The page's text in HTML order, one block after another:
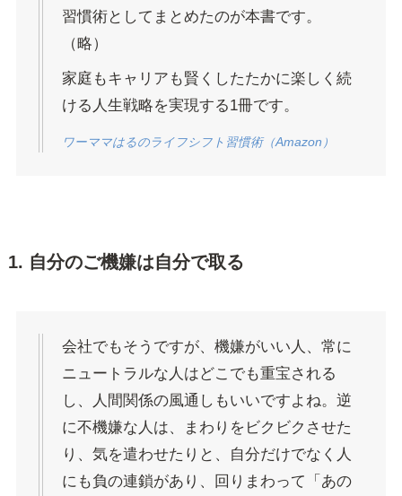
習慣術としてまとめたのが本書です。
（略）
家庭もキャリアも賢くしたたかに楽しく続
ける人生戦略を実現する1冊です。
ワーママはるのライフシフト習慣術（Amazon）
1. 自分のご機嫌は自分で取る
会社でもそうですが、機嫌がいい人、常に
ニュートラルな人はどこでも重宝される
し、人間関係の風通しもいいですよね。逆
に不機嫌な人は、まわりをビクビクさせた
り、気を遣わせたりと、自分だけでなく人
にも負の連鎖があり、回りまわって「あの